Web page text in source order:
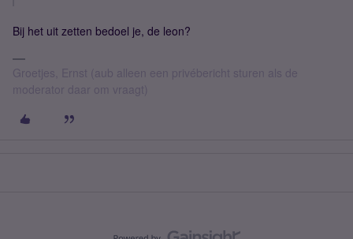
Bij het uit zetten bedoel je, de leon?
Groetjes, Ernst (aub alleen een privébericht sturen als de
moderator daar om vraagt)